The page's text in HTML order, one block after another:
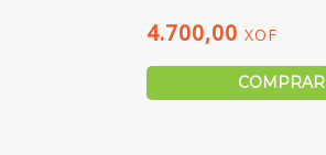
4.700,00 XOF
COMPRAR